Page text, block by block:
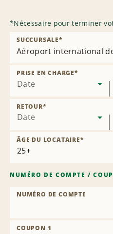
*Nécessaire pour terminer
Aéroport international
SUCCURSALE*
Date
PRISE EN CHARGE*
Date
RETOUR*
ÂGE DU LOCATAIRE*
NUMÉRO DE COMPTE /
NUMÉRO DE COMPTE
COUPON 1